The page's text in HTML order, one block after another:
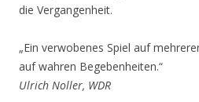
die Vergangenheit.
„Ein verwobenes Spiel auf
auf wahren Begebenheiten.“
Ulrich Noller, WDR